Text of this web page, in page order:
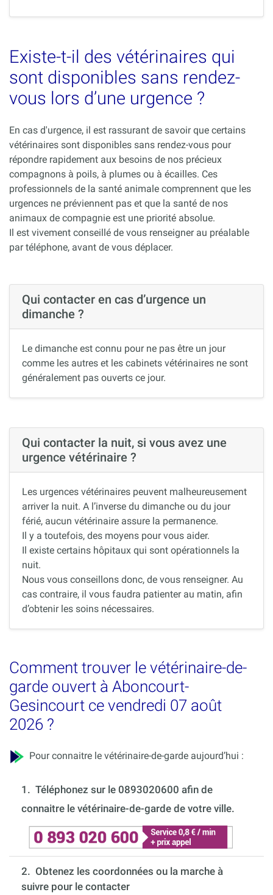
Existe-t-il des vétérinaires qui
sont disponibles sans rendez-
vous lors d’une urgence ?
En cas d'urgence, il est rassurant de savoir que certains
vétérinaires sont disponibles sans rendez-vous pour
répondre rapidement aux besoins de nos précieux
compagnons à poils, à plumes ou à écailles. Ces
professionnels de la santé animale comprennent que les
urgences ne préviennent pas et que la santé de nos
animaux de compagnie est une priorité absolue.
Il est vivement conseillé de vous renseigner au préalable
par téléphone, avant de vous déplacer.
Qui contacter en cas d’urgence un
dimanche ?
Le dimanche est connu pour ne pas être un jour
comme les autres et les cabinets vétérinaires ne sont
généralement pas ouverts ce jour.
Qui contacter la nuit, si vous avez une
urgence vétérinaire ?
Les urgences vétérinaires peuvent malheureusement
arriver la nuit. A l’inverse du dimanche ou du jour
férié, aucun vétérinaire assure la permanence.
Il y a toutefois, des moyens pour vous aider.
Il existe certains hôpitaux qui sont opérationnels la
nuit.
Nous vous conseillons donc, de vous renseigner. Au
cas contraire, il vous faudra patienter au matin, afin
d’obtenir les soins nécessaires.
Comment trouver le vétérinaire-de-
garde ouvert à Aboncourt-
Gesincourt ce vendredi 07 août
2026 ?
Pour connaitre le vétérinaire-de-garde aujourd’hui :
1. Téléphonez sur le 0893020600 afin de
connaitre le vétérinaire-de-garde de votre ville.
2. Obtenez les coordonnées ou la marche à
suivre pour le contacter